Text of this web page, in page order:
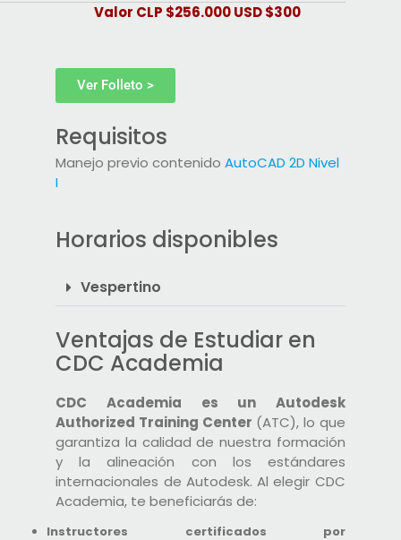
Valor CLP $256.000 USD $300
Ver Folleto >
Requisitos
Manejo previo contenido AutoCAD 2D Nivel
I
Horarios disponibles
Vespertino
Ventajas de Estudiar en
CDC Academia
CDC Academia es un Autodesk
Authorized Training Center (ATC), lo que
garantiza la calidad de nuestra formación
y la alineación con los estándares
internacionales de Autodesk. Al elegir CDC
Academia, te beneficiarás de:
Instructores certificados por